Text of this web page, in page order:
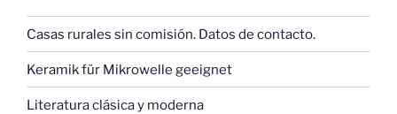
Casas rurales sin comisión. Datos de contacto.
Keramik für Mikrowelle geeignet
Literatura clásica y moderna